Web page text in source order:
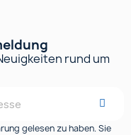
rund um